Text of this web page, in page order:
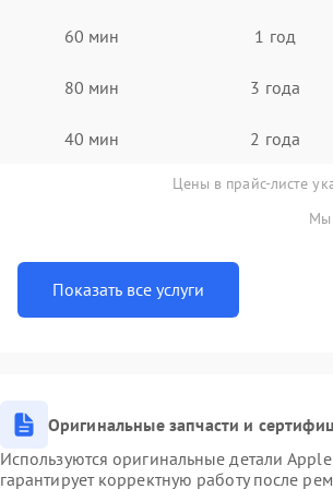
60 мин 1 год
80 мин 3 года
40 мин 2 года
Цены в прайс-листе
Мы
Показать все услуги
Оригинальные запчасти и
Используются оригинальные детали
гарантирует корректную работу после